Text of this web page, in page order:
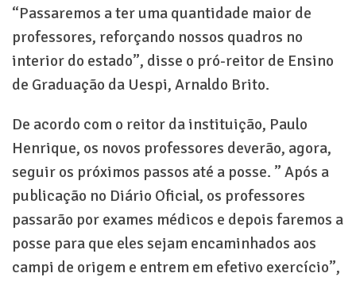
“Passaremos a ter uma quantidade maior de
professores, reforçando nossos quadros no
interior do estado”, disse o pró-reitor de Ensino
de Graduação da Uespi, Arnaldo Brito.
De acordo com o reitor da instituição, Paulo
Henrique, os novos professores deverão, agora,
seguir os próximos passos até a posse. ” Após a
publicação no Diário Oficial, os professores
passarão por exames médicos e depois faremos a
posse para que eles sejam encaminhados aos
campi de origem e entrem em efetivo exercício”,